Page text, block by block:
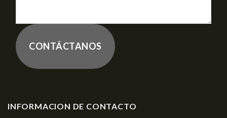
CONTÁCTANOS
INFORMACION DE CONTACTO